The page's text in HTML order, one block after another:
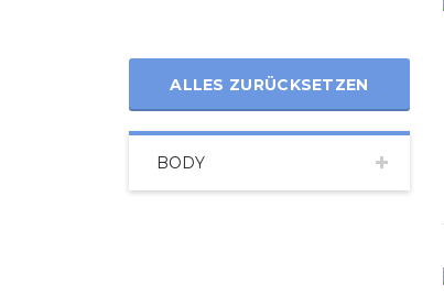
ALLES ZURÜCKSETZEN
BODY